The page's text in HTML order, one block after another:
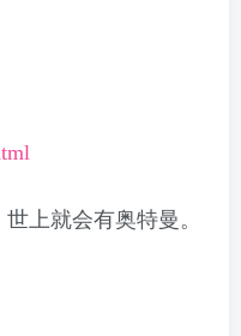
上就会有奥特曼。